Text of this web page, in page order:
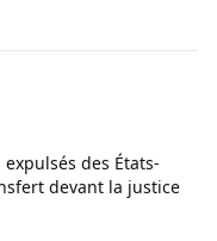
des États-
devant la justice